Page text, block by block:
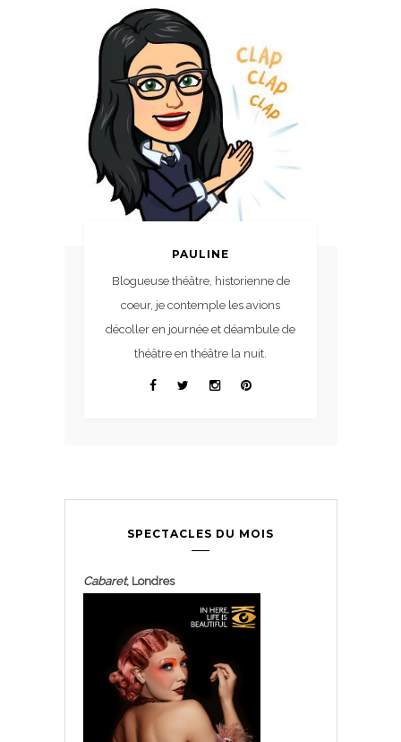
PAULINE
Blogueuse théâtre, historienne de
coeur, je contemple les avions
décoller en journée et déambule de
théâtre en théâtre la nuit.
SPECTACLES DU MOIS
Cabaret, Londres